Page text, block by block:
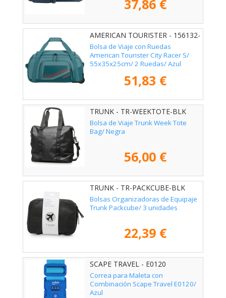
37,86 €
AMERICAN TOURISTER - 156132-
4828
Bolsa de Viaje con Ruedas
American Tourister City Racer S/
55x35x25cm/ 2 Ruedas/ Azul
51,83 €
TRUNK - TR-WEEKTOTE-BLK
Bolsa de Viaje Trunk Week Tote
Bag/ Negra
56,00 €
TRUNK - TR-PACKCUBE-BLK
Bolsas Organizadoras de Equipaje
Trunk Packcube/ 3 unidades
22,39 €
SCAPE TRAVEL - E0120
Correa para Maleta con
Combinación Scape Travel E0120/
Azul